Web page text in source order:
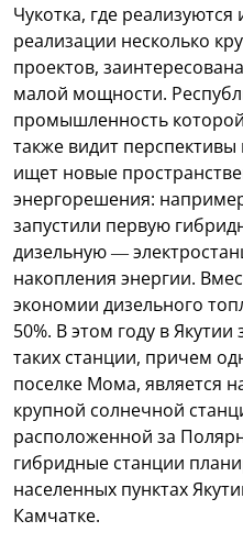
Чукотка, где
реализации несколько
проектов,
малой мощности.
промышленность
также видит
ищет новые
энергорешения:
запустили первую
дизельную —
накопления энергии.
экономии дизельного
50%. В этом году в
таких станции, причем
поселке Мома, является
крупной солнечной
расположенной за
гибридные станции
населенных пунктах
Камчатке.